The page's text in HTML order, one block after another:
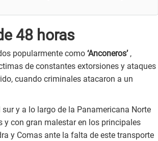
48 horas
popularmente como ‘Anconeros’ ,
de constantes extorsiones y ataques
cuando criminales atacaron a un
y a lo largo de la Panamericana Norte
y con gran malestar en los principales
y Comas ante la falta de este transporte